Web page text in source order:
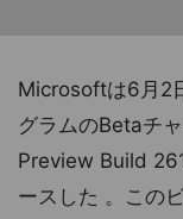
Microsoftは6月2
グラムのBetaチ
Preview Build
ースした 。この